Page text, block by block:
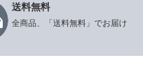
送料無料
全商品、「送料無料」でお届け